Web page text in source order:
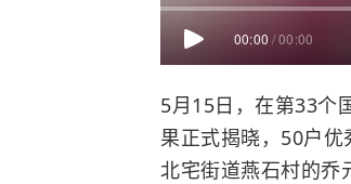
00:00 /00:00
5月15日，在第33个
果正式揭晓，50户优
北宅街道燕石村的乔